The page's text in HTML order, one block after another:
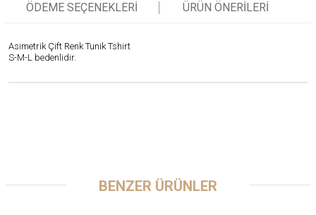
ÖDEME SEÇENEKLERI ÜRÜN ÖNERILERI
Asimetrik Çift Renk Tunik Tshirt
S-M-L bedenlidir.
BENZER ÜRÜNLER